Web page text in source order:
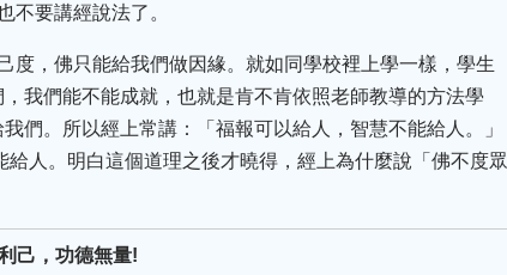
不要講經說法了。
度，佛只能給我們做因緣。就如同學校裡上學一樣，學生
我們能不能成就，也就是肯不肯依照老師教導的方法學
們。所以經上常講：「福報可以給人，智慧不能給人。」
人。明白這個道理之後才曉得，經上為什麼說「佛不度眾
己，功德無量!